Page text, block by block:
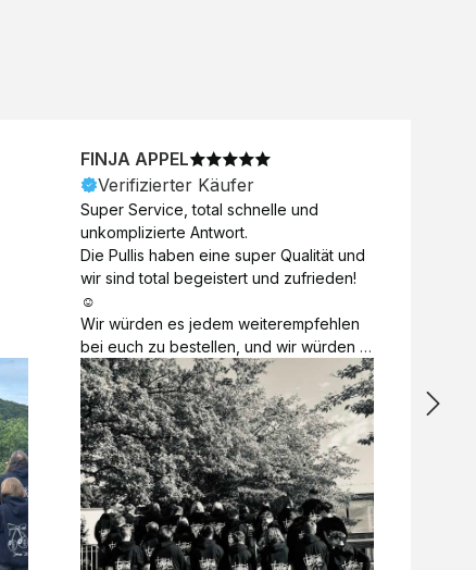
FINJA APPEL
Verifizierter Käufer
Super Service, total schnelle und
unkomplizierte Antwort.
Die Pullis haben eine super Qualität und
wir sind total begeistert und zufrieden!
☺️
Wir würden es jedem weiterempfehlen
bei euch zu bestellen, und wir würden
es auch sofort nochmal tun!
Vielen Dank für alles 😊